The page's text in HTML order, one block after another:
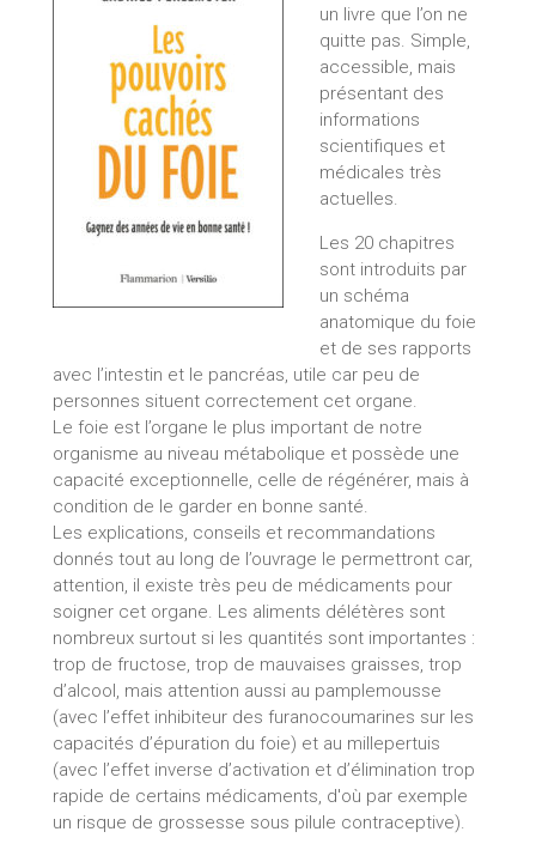
un livre que l’on ne
quitte pas. Simple,
accessible, mais
présentant des
informations
scientifiques et
médicales très
actuelles.
Les 20 chapitres
sont introduits par
un schéma
anatomique du foie
et de ses rapports
avec l’intestin et le pancréas, utile car peu de
personnes situent correctement cet organe.
Le foie est l’organe le plus important de notre
organisme au niveau métabolique et possède une
capacité exceptionnelle, celle de régénérer, mais à
condition de le garder en bonne santé.
Les explications, conseils et recommandations
donnés tout au long de l’ouvrage le permettront car,
attention, il existe très peu de médicaments pour
soigner cet organe. Les aliments délétères sont
nombreux surtout si les quantités sont importantes :
trop de fructose, trop de mauvaises graisses, trop
d’alcool, mais attention aussi au pamplemousse
(avec l’effet inhibiteur des furanocoumarines sur les
capacités d’épuration du foie) et au millepertuis
(avec l’effet inverse d’activation et d’élimination trop
rapide de certains médicaments, d'où par exemple
un risque de grossesse sous pilule contraceptive).